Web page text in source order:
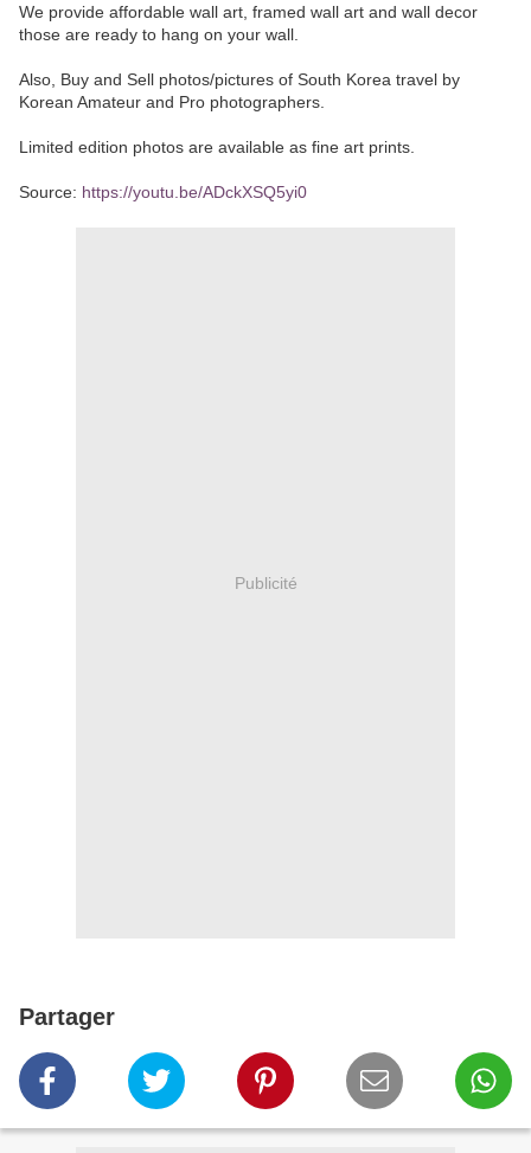
We provide affordable wall art, framed wall art and wall decor
those are ready to hang on your wall.
Also, Buy and Sell photos/pictures of South Korea travel by
Korean Amateur and Pro photographers.
Limited edition photos are available as fine art prints.
Source: https://youtu.be/ADckXSQ5yi0
Publicité
Partager